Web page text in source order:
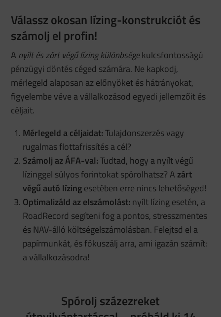
Válassz okosan lízing-konstrukciót és
számolj el profin!
A nyílt és zárt végű lízing különbségekulcsfontosságú
pénzügyi döntés céged számára. Ne kapkodj,
mérlegeld alaposan az előnyöket és hátrányokat,
figyelembe véve a vállalkozásod egyedi jellemzőit és
céljait.
Mérlegeld a céljaidat:Tulajdonszerzés vagy
rugalmas flottafrissítés a cél?
Számolj az ÁFA-val:Tudtad, hogy a nyílt végű
lízinggel súlyos forintokat spórolhatsz? A zárt
végű autó lízingesetében erre nincs lehetőséged!
Optimalizáld az elszámolást: nyílt lízing esetén, a
RoadRecord segíteni fog a pontos, stresszmentes
és NAV-álló költségelszámolásban. Felejtsd el a
papírmunkát, és fókuszálj arra, ami igazán számít:
a vállalkozásodra!
Spórolj százezreket